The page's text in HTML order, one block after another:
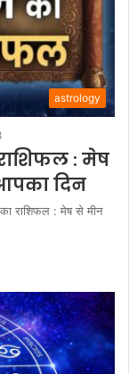
astrology
: मेष
दिन
राशिफल : मेष से मीन